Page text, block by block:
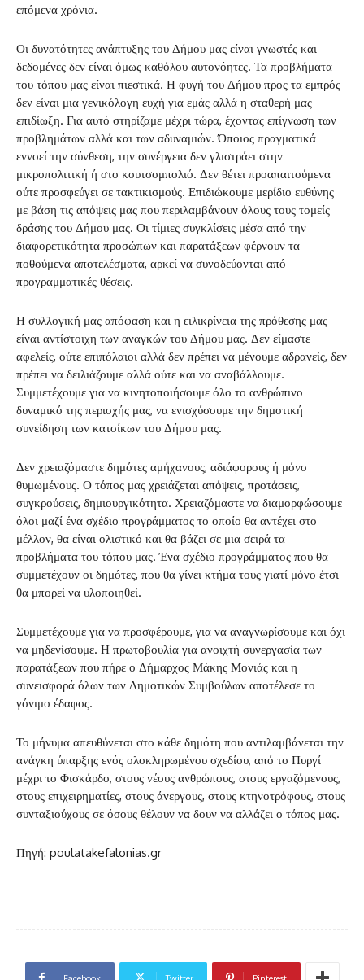
επόμενα χρόνια.
Οι δυνατότητες ανάπτυξης του Δήμου μας είναι γνωστές και
δεδομένες δεν είναι όμως καθόλου αυτονόητες. Τα προβλήματα
του τόπου μας είναι πιεστικά. Η φυγή του Δήμου προς τα εμπρός
δεν είναι μια γενικόλογη ευχή για εμάς αλλά η σταθερή μας
επιδίωξη. Για αυτό στηρίζαμε μέχρι τώρα, έχοντας επίγνωση των
προβλημάτων αλλά και των αδυναμιών. Όποιος πραγματικά
εννοεί την σύνθεση, την συνέργεια δεν γλιστράει στην
μικροπολιτική ή στο κουτσομπολιό. Δεν θέτει προαπαιτούμενα
ούτε προσφεύγει σε τακτικισμούς. Επιδιώκουμε μερίδιο ευθύνης
με βάση τις απόψεις μας που περιλαμβάνουν όλους τους τομείς
δράσης του Δήμου μας. Οι τίμιες συγκλίσεις μέσα από την
διαφορετικότητα προσώπων και παρατάξεων φέρνουν τα
ποθούμενα αποτελέσματα, αρκεί να συνοδεύονται από
προγραμματικές θέσεις.
Η συλλογική μας απόφαση και η ειλικρίνεια της πρόθεσης μας
είναι αντίστοιχη των αναγκών του Δήμου μας. Δεν είμαστε
αφελείς, ούτε επιπόλαιοι αλλά δεν πρέπει να μένουμε αδρανείς, δεν
πρέπει να δειλιάζουμε αλλά ούτε και να αναβάλλουμε.
Συμμετέχουμε για να κινητοποιήσουμε όλο το ανθρώπινο
δυναμικό της περιοχής μας, να ενισχύσουμε την δημοτική
συνείδηση των κατοίκων του Δήμου μας.
Δεν χρειαζόμαστε δημότες αμήχανους, αδιάφορους ή μόνο
θυμωμένους. Ο τόπος μας χρειάζεται απόψεις, προτάσεις,
συγκρούσεις, δημιουργικότητα. Χρειαζόμαστε να διαμορφώσουμε
όλοι μαζί ένα σχέδιο προγράμματος το οποίο θα αντέχει στο
μέλλον, θα είναι ολιστικό και θα βάζει σε μια σειρά τα
προβλήματα του τόπου μας. Ένα σχέδιο προγράμματος που θα
συμμετέχουν οι δημότες, που θα γίνει κτήμα τους γιατί μόνο έτσι
θα μπορεί να υλοποιηθεί.
Συμμετέχουμε για να προσφέρουμε, για να αναγνωρίσουμε και όχι
να μηδενίσουμε. Η πρωτοβουλία για ανοιχτή συνεργασία των
παρατάξεων που πήρε ο Δήμαρχος Μάκης Μονιάς και η
συνεισφορά όλων των Δημοτικών Συμβούλων αποτέλεσε το
γόνιμο έδαφος.
Το μήνυμα απευθύνεται στο κάθε δημότη που αντιλαμβάνεται την
ανάγκη ύπαρξης ενός ολοκληρωμένου σχεδίου, από το Πυργί
μέχρι το Φισκάρδο, στους νέους ανθρώπους, στους εργαζόμενους,
στους επιχειρηματίες, στους άνεργους, στους κτηνοτρόφους, στους
συνταξιούχους σε όσους θέλουν να δουν να αλλάζει ο τόπος μας.
Πηγή: poulatakefalonias.gr